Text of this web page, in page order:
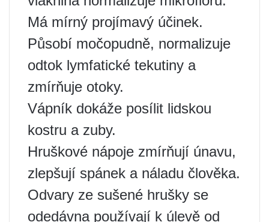
Má mírný projímavý účinek.
Působí močopudně, normalizuje
odtok lymfatické tekutiny a
zmírňuje otoky.
Vápník dokáže posílit lidskou
kostru a zuby.
Hruškové nápoje zmírňují únavu,
zlepšují spánek a náladu člověka.
Odvary ze sušené hrušky se
odedávna používají k úlevě od